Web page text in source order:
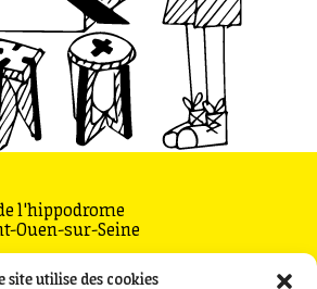
site utilise des cookies
l'hippodrome
Ouen-sur-Seine
au Vendredi : 11h30 - 00h00